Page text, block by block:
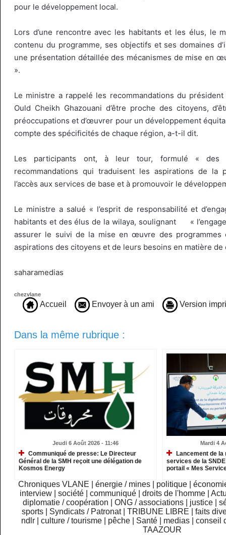
pour le développement local.
Lors d’une rencontre avec les habitants et les élus, le
contenu du programme, ses objectifs et ses domaines
une présentation détaillée des mécanismes de mise en
».
Le ministre a rappelé les recommandations du président
Ould Cheikh Ghazouani d’être proche des citoyens,
préoccupations et d’œuvrer pour un développement
compte des spécificités de chaque région, a-t-il dit.
Les participants ont, à leur tour, formulé « des
recommandations qui traduisent les aspirations de la
l’accès aux services de base et à promouvoir le
Le ministre a salué « l’esprit de responsabilité et
habitants et des élus de la wilaya, soulignant «
assurer le suivi de la mise en œuvre des programmes
aspirations des citoyens et de leurs besoins en matière de
saharamedias
chezvlane
Accueil Envoyer à un ami Version
Dans la même rubrique :
Jeudi 6 Août 2026 - 11:46
Communiqué de presse: Le Directeur
Général de la SMH reçoit une délégation de
Kosmos Energy
Mardi 4
Lancement de
services de la
portail « Mes
Chroniques VLANE énergie / mines politique
interview
|société |communiqué |droits de l'homme |
diplomatie / coopération
ONG / associations justice
sports
Syndicats / Patronat TRIBUNE LIBRE
faits
ndlr
|culture / tourisme pêche Santé medias |conseil
TAAZOUR